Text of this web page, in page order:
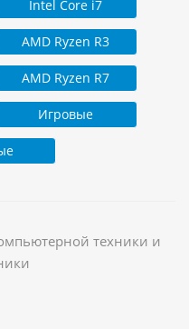
Intel Core i7
AMD Ryzen R3
AMD Ryzen R7
Игровые
техники и